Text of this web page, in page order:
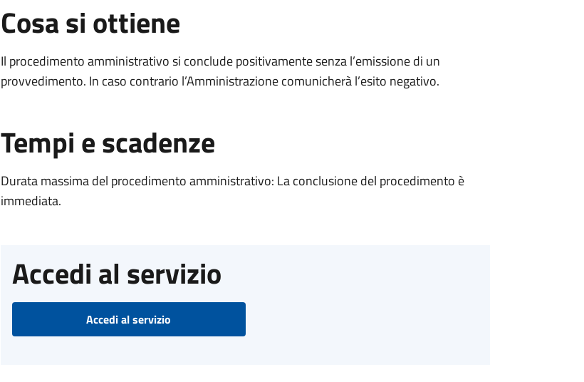
Cosa si ottiene
Il procedimento amministrativo si conclude positivamente senza l’emissione di un
provvedimento. In caso contrario l’Amministrazione comunicherà l’esito negativo.
Tempi e scadenze
Durata massima del procedimento amministrativo: La conclusione del procedimento è
immediata.
Accedi al servizio
Accedi al servizio